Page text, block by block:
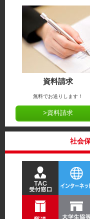
資料請求
無料でお送りします！
>資料請求
社会